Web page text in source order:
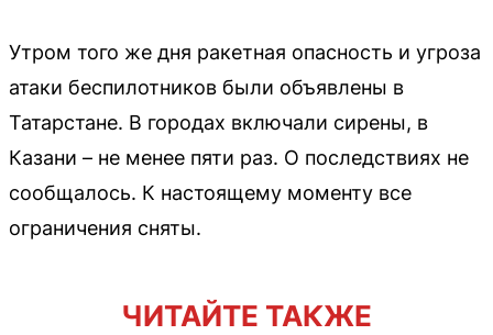
Утром того же дня ракетная опасность и угроза
атаки беспилотников были объявлены в
Татарстане. В городах включали сирены, в
Казани – не менее пяти раз. О последствиях не
сообщалось. К настоящему моменту все
ограничения сняты.
ЧИТАЙТЕ ТАКЖЕ